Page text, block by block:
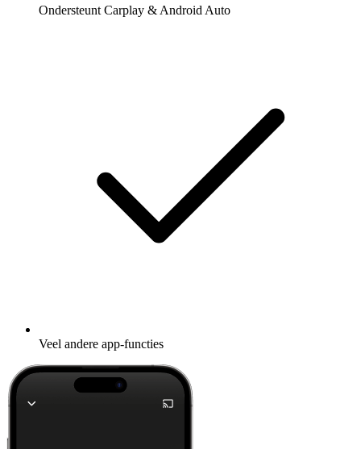
Ondersteunt Carplay & Android Auto
Veel andere app-functies